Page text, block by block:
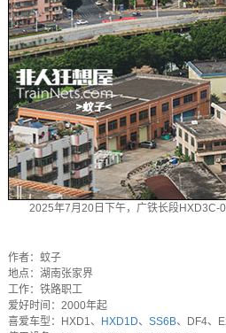
2025年7月20日下午，广铁长段HXD3C-
作者：蚊子
地点：湖南张家界
工作：铁路职工
爱好时间：2000年起
喜爱车型：HXD1、
HXD1D、 SS6B、DF4、